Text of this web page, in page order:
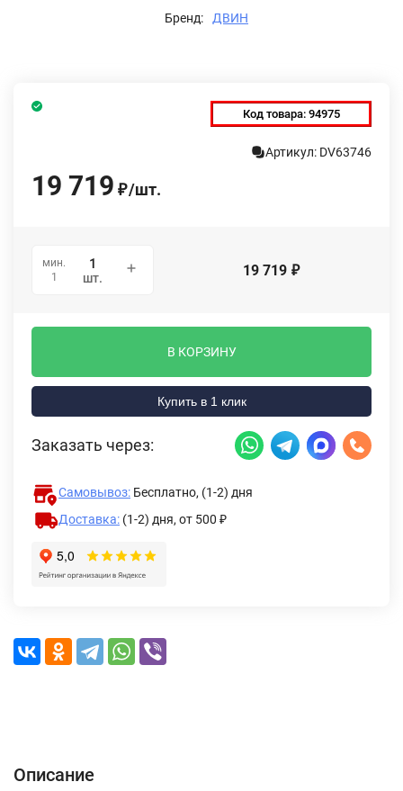
Бренд: ДВИН
Код товара: 94975
Артикул: DV63746
19 719 ₽/шт.
мин.
1
шт. 19 719 ₽
В КОРЗИНУ
Купить в 1 клик
Заказать через:
Самовывоз: Бесплатно, (1-2) дня
Доставка: (1-2) дня, от 500 ₽
Описание